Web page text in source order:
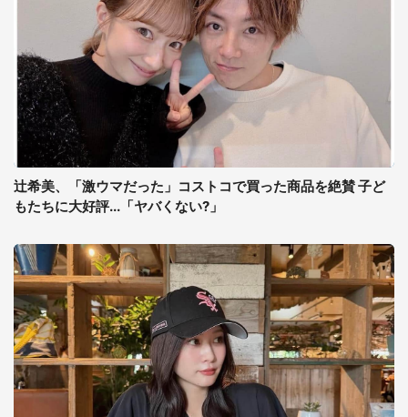
辻希美、「激ウマだった」コストコで買った商品を絶賛 子ど
もたちに大好評...「ヤバくない?」